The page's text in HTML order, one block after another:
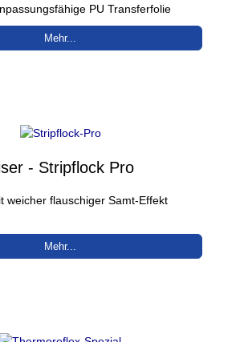
PU Transferfolie
Mehr...
- Stripflock Pro
weicher flauschiger Samt-Effekt
Mehr...